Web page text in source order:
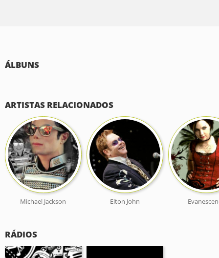
ÁLBUNS
ARTISTAS RELACIONADOS
Michael Jackson Elton John
RÁDIOS